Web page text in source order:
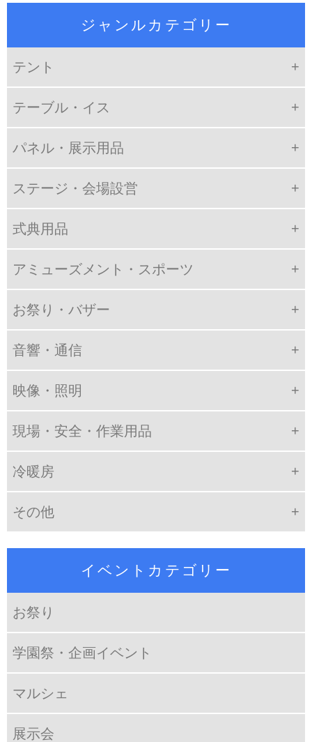
ジャンルカテゴリー
テント
テーブル・イス
パネル・展示用品
ステージ・会場設営
式典用品
アミューズメント・スポーツ
お祭り・バザー
音響・通信
映像・照明
現場・安全・作業用品
冷暖房
その他
イベントカテゴリー
お祭り
学園祭・企画イベント
マルシェ
展示会